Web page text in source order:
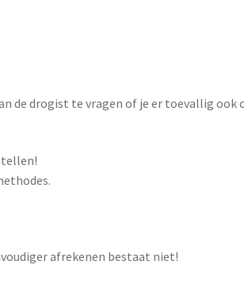
de drogist te vragen of je er toevallig ook
afrekenen bestaat niet!